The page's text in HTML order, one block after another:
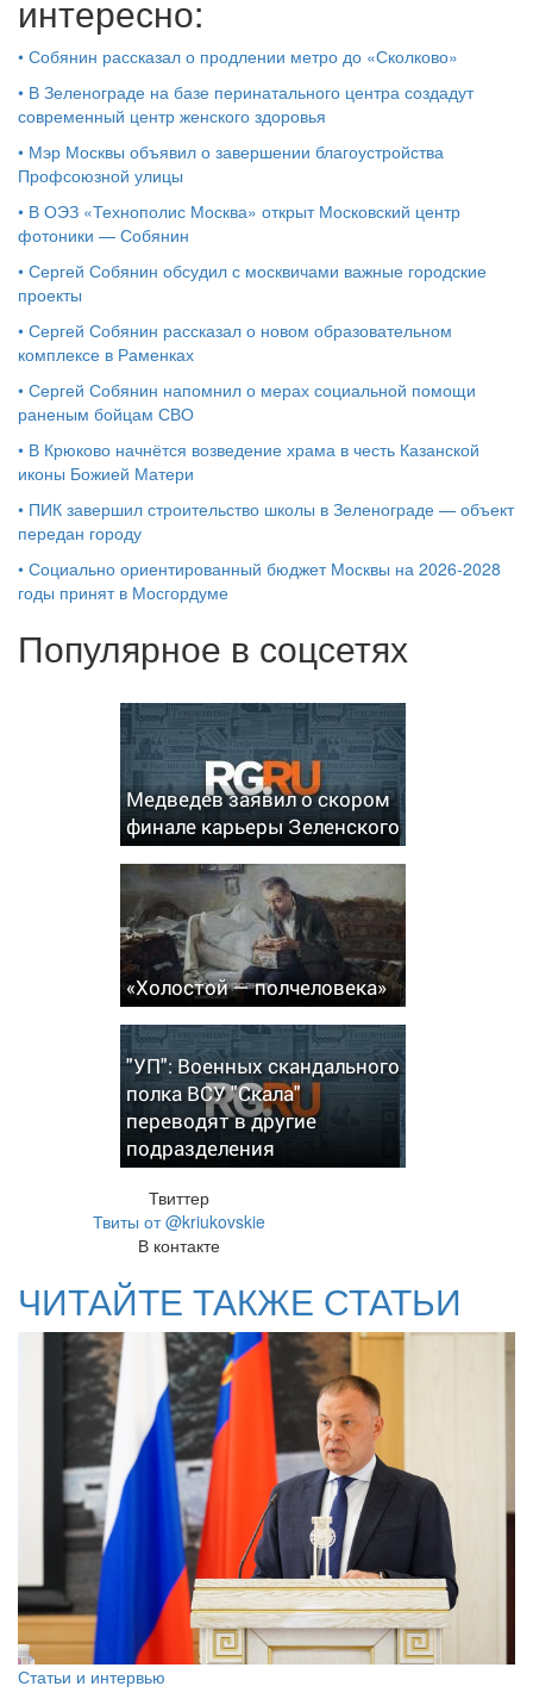
интересно:
• Собянин рассказал о продлении метро до «Сколково»
• В Зеленограде на базе перинатального центра создадут
современный центр женского здоровья
• Мэр Москвы объявил о завершении благоустройства
Профсоюзной улицы
• В ОЭЗ «Технополис Москва» открыт Московский центр
фотоники — Собянин
• Сергей Собянин обсудил с москвичами важные городские
проекты
• Сергей Собянин рассказал о новом образовательном
комплексе в Раменках
• Сергей Собянин напомнил о мерах социальной помощи
раненым бойцам СВО
• В Крюково начнётся возведение храма в честь Казанской
иконы Божией Матери
• ПИК завершил строительство школы в Зеленограде — объект
передан городу
• Социально ориентированный бюджет Москвы на 2026-2028
годы принят в Мосгордуме
Популярное в соцсетях
Медведев заявил о скором
финале карьеры Зеленского
«Холостой — полчеловека»
"УП": Военных скандального
полка ВСУ "Скала"
переводят в другие
подразделения
Твиттер
Твиты от @kriukovskie
В контакте
ЧИТАЙТЕ ТАКЖЕ СТАТЬИ
Статьи и интервью